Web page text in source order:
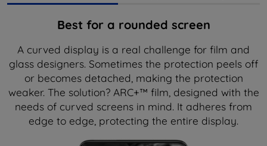
Best for a rounded screen
A curved display is a real challenge for film and
glass designers. Sometimes the protection peels off
or becomes detached, making the protection
weaker. The solution? ARC+™ film, designed with the
needs of curved screens in mind. It adheres from
edge to edge, protecting the entire display.